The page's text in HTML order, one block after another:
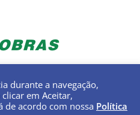
durante a navegação,
em Aceitar,
de acordo com nossa Política